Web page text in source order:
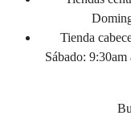
Tienda
Sábado: